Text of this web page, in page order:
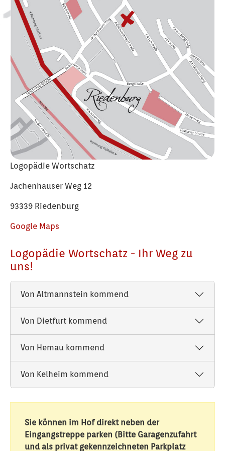
Logopädie Wortschatz
Jachenhauser Weg 12
93339 Riedenburg
Google Maps
Logopädie Wortschatz - Ihr Weg zu
uns!
Von Altmannstein kommend
Von Dietfurt kommend
Von Hemau kommend
Von Kelheim kommend
Sie können im Hof direkt neben der
Eingangstreppe parken (Bitte Garagenzufahrt
und als privat gekennzeichneten Parkplatz